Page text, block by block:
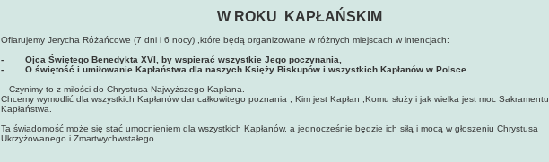
W ROKU KAPŁAŃSKIM
Ofiarujemy Jerycha Różańcowe (7 dni i 6 nocy) ,które będą organizowane w różnych miejscach w intencjach:
- Ojca Świętego Benedykta XVI, by wspierać wszystkie Jego poczynania,
- O świętość i umiłowanie Kapłaństwa dla naszych Księży Biskupów i wszystkich Kapłanów w Polsce.
Czynimy to z miłości do Chrystusa Najwyższego Kapłana.
Chcemy wymodlić dla wszystkich Kapłanów dar całkowitego poznania , Kim jest Kapłan ,Komu służy i jak wielka jest moc Sakramentu
Kapłaństwa.
Ta świadomość może się stać umocnieniem dla wszystkich Kapłanów, a jednocześnie będzie ich siłą i mocą w głoszeniu Chrystusa
Ukrzyżowanego i Zmartwychwstałego.